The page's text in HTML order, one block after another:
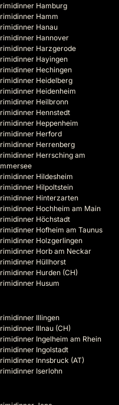
Hamburg
Hamm
Hanau
Hannover
Harzgerode
Hayingen
Hechingen
Heidelberg
Heidenheim
Heilbronn
Hennstedt
Heppenheim
Herford
Herrenberg
Herrsching am
Hildesheim
Hilpoltstein
Hinterzarten
Hochheim am Main
Höchstadt
Hofheim am Taunus
Holzgerlingen
Horb am Neckar
Hüllhorst
Hurden (CH)
Husum
Illingen
Illnau (CH)
Ingelheim am Rhein
Ingolstadt
Innsbruck (AT)
Iserlohn